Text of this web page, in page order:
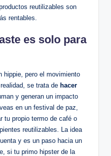
reutilizables son
rentables.
es solo para
hippie, pero el movimiento
se trata de hacer
y generan un impacto
en un festival de paz,
tu propio termo de café o
reutilizables. La idea
y es un paso hacia un
si tu primo hipster de la